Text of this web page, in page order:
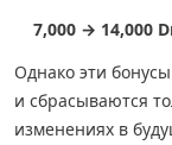
7,000 → 14,000
Однако эти
и сбрасываются
изменениях в